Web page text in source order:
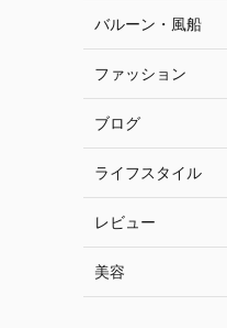
バルーン・風船
ファッション
ブログ
ライフスタイル
レビュー
美容